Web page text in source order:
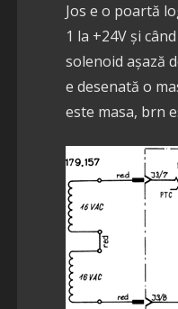
Jos e o poartă
1 la +24V și
solenoid așază
e desenată o
este masa, brn